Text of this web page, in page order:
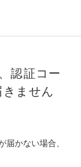
認証コー
ません
かない場合、